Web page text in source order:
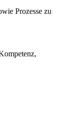
Prozesse zu